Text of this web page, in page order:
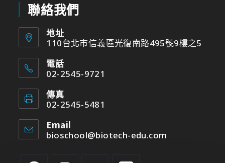
聯絡我們
地址
110台北市信義區光復南路495號9樓之5
電話
02-2545-9721
傳真
02-2545-5481
Email
bioschool@biotech-edu.com